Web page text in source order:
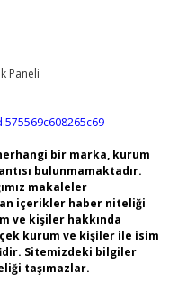
bir marka, kurum
bulunmamaktadır.
makaleler
içerikler haber niteliği
ve kişiler hakkında
kurum ve kişiler ile isim
Sitemizdeki bilgiler
taşımazlar.